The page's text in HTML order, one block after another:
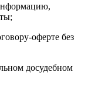
оферте без
досудебном